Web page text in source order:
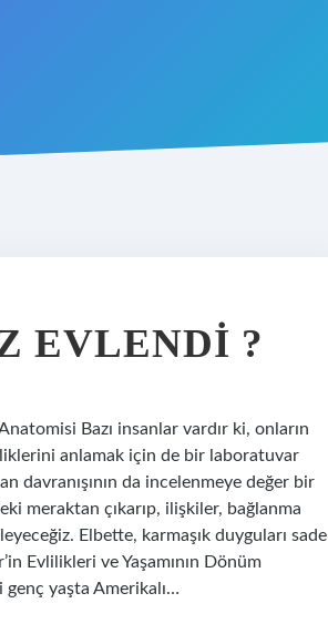
EVLENDI ?
Bazı insanlar vardır ki, onların
anlamak için de bir laboratuvar
davranışının da incelenmeye değer bir
meraktan çıkarıp, ilişkiler, bağlanma
Elbette, karmaşık duyguları sade
Evlilikleri ve Yaşamının Dönüm
genç yaşta Amerikalı…